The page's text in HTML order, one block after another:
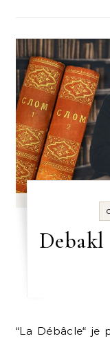
Debakl
“La Débâcle“ je pretposlednji Zolin roman iz serije